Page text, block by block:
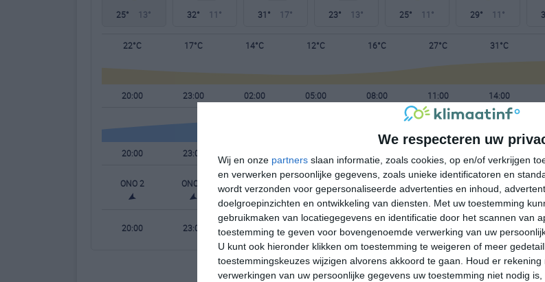
We respecteren uw
Wij en onze partners slaan informatie, zoals cookies, op en/of verkrijgen
en verwerken persoonlijke gegevens, zoals unieke identificatoren en
wordt verzonden voor gepersonaliseerde advertenties en inhoud,
doelgroepinzichten en ontwikkeling van diensten.
Met uw toestemming
gebruikmaken van locatiegegevens en identificatie door het scannen van
toestemming te geven voor bovengenoemde verwerking van uw
U kunt ook hieronder klikken om toestemming te weigeren of meer
toestemmingskeuzes wijzigen alvorens akkoord te gaan.
Houd er
verwerkingen van uw persoonlijke gegevens uw toestemming niet nodig
25° 13° 32° 11° 31° 17° 23° 13° 25° 11° 29° 11°
22°C 17°C 14°C 12°C 16°C 27°C 31°C
20:00 23:00 02:00 05:00 08:00 11:00 14:00
20:00 23:00
ONO 2 ONO 2 ZZO 1 ZZO 1 Z 2 ZZW 3
20:00 23:00 02:00 11:00